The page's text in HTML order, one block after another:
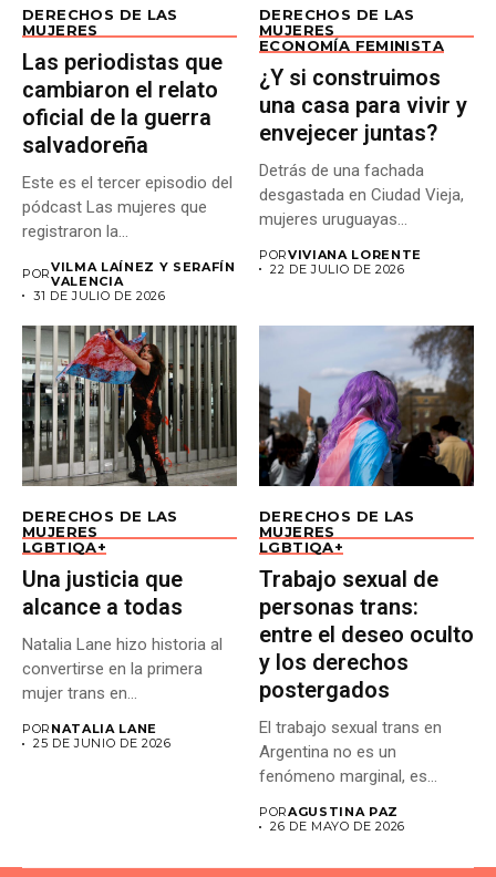
DERECHOS DE LAS
MUJERES
Las periodistas que
cambiaron el relato
oficial de la guerra
salvadoreña
Este es el tercer episodio del
pódcast Las mujeres que
registraron la...
PORVILMA LAÍNEZ Y SERAFÍN
VALENCIA
31 DE JULIO DE 2026
DERECHOS DE LAS
MUJERES
ECONOMÍA FEMINISTA
¿Y si construimos
una casa para vivir y
envejecer juntas?
Detrás de una fachada
desgastada en Ciudad Vieja,
mujeres uruguayas
PORVIVIANA LORENTE
22 DE JULIO DE 2026
DERECHOS DE LAS
MUJERES
LGBTIQA+
Una justicia que
alcance a todas
Natalia Lane hizo historia al
convertirse en la primera
mujer trans en...
POR NATALIA LANE
25 DE JUNIO DE 2026
DERECHOS DE LAS
MUJERES
LGBTIQA+
Trabajo sexual de
personas trans:
entre el deseo oculto
y los derechos
postergados
El trabajo sexual trans en
Argentina no es un
fenómeno marginal, es...
PORAGUSTINA PAZ
26 DE MAYO DE 2026